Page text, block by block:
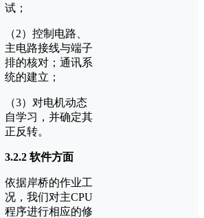
试；
（2）控制电路、
主电路接线与端子
排的核对；通讯系
统的建立；
（3）对电机动态
自学习，并确定其
正反转。
3.2.2 软件方面
依据岸桥的作业工
况，我们对主CPU
程序进行相应的修